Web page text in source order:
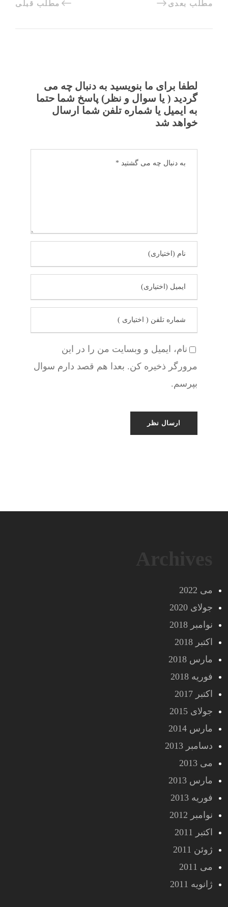
مطلب قبلی مطلب بعدی
لطفا برای ما بنویسید به دنبال چه می
گردید ( یا سوال و نظر) پاسخ شما حتما
به ایمیل یا شماره تلفن شما ارسال
خواهد شد
نام، ایمیل و وبسایت من را در این
مرورگر ذخیره کن. بعدا هم قصد دارم سوال
بپرسم.
می 2022
جولای 2020
نوامبر 2018
اکتبر 2018
مارس 2018
فوریه 2018
اکتبر 2017
جولای 2015
مارس 2014
دسامبر 2013
می 2013
مارس 2013
فوریه 2013
نوامبر 2012
اکتبر 2011
ژوئن 2011
می 2011
ژانویه 2011